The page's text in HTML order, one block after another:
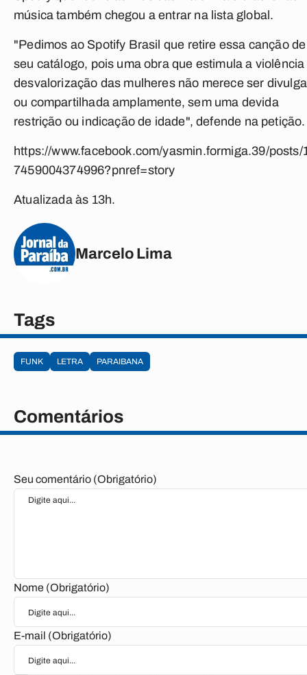
música também chegou a entrar na lista global.
"Pedimos ao Spotify Brasil que retire essa canção de
seu catálogo, pois uma obra que estimula a violência
desvalorização das mulheres não merece ser
ou compartilhada amplamente, sem uma devida
restrição ou indicação de idade", defende na petição.
https://www.facebook.com/yasmin.formiga.39/posts/
7459004374996?pnref=story
Atualizada às 13h.
Marcelo Lima
Tags
FUNK LETRA PARAIBANA
Comentários
Seu comentário (Obrigatório)
Nome (Obrigatório)
E-mail (Obrigatório)